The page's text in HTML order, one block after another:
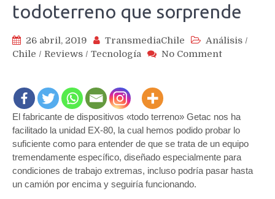
todoterreno que sorprende
26 abril, 2019 TransmediaChile Análisis /
Chile / Reviews / Tecnología No Commenton
80
:
Un
completo
dispositivo
El fabricante de dispositivos «todo terreno» Getac nos ha
facilitado la unidad EX-80, la cual hemos podido probar lo
suficiente como para entender de que se trata de un equipo
tremendamente específico, diseñado especialmente para
condiciones de trabajo extremas, incluso podría pasar hasta
un camión por encima y seguiría funcionando.